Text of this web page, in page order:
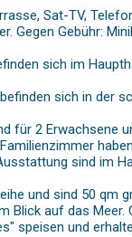
Sat-TV,
Gegen Gebühr:
sich im
sich in der
für 2 Erwachsene
sind im
und sind 50
Blick auf das
speisen und